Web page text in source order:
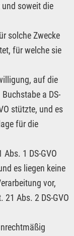
soweit die
solche Zwecke
für welche sie
auf die
a DS-
stützte, und es
für die
1 DS-GVO
es liegen keine
vor,
Abs. 2 DS-GVO